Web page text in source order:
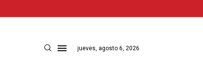
jueves, agosto 6, 2026